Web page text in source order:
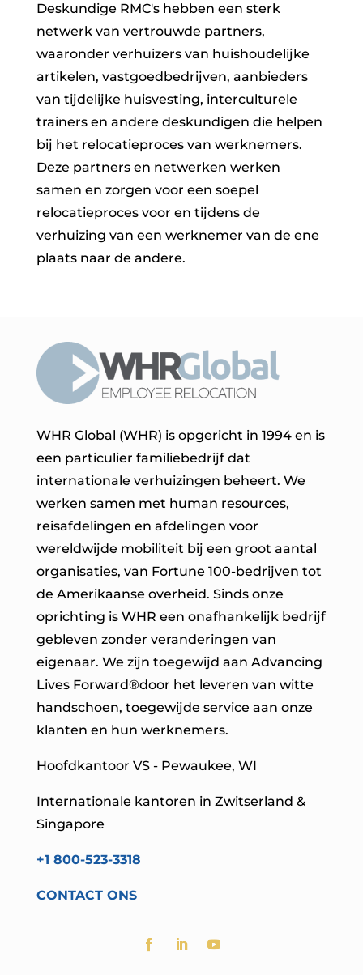
Deskundige RMC's hebben een sterk
netwerk van vertrouwde partners,
waaronder verhuizers van huishoudelijke
artikelen, vastgoedbedrijven, aanbieders
van tijdelijke huisvesting, interculturele
trainers en andere deskundigen die helpen
bij het relocatieproces van werknemers.
Deze partners en netwerken werken
samen en zorgen voor een soepel
relocatieproces voor en tijdens de
verhuizing van een werknemer van de ene
plaats naar de andere.
WHR Global (WHR) is opgericht in 1994 en is
een particulier familiebedrijf dat
internationale verhuizingen beheert. We
werken samen met human resources,
reisafdelingen en afdelingen voor
wereldwijde mobiliteit bij een groot aantal
organisaties, van Fortune 100-bedrijven tot
de Amerikaanse overheid. Sinds onze
oprichting is WHR een onafhankelijk bedrijf
gebleven zonder veranderingen van
eigenaar. We zijn toegewijd aan Advancing
Lives Forward®door het leveren van witte
handschoen, toegewijde service aan onze
klanten en hun werknemers.
Hoofdkantoor VS - Pewaukee, WI
Internationale kantoren in Zwitserland &
Singapore
+1 800-523-3318
CONTACT ONS